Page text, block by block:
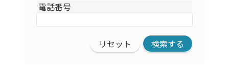
電話番号
リセット